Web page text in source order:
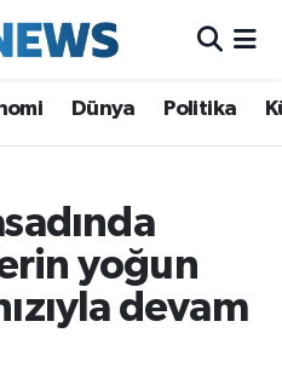
Dünya Politika
yoğun
devam